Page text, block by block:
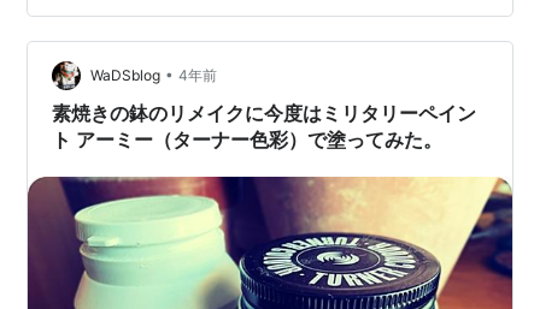
っこいい。何でもかんでもこれで塗りたい。 ターナーア
イアンペイント アイアンブラック(200ml) posted with
カエレバ スポンジは100均によくあるメラミンスポンジ
です。 とい…
WaDSblog • 4年前
素焼きの鉢のリメイクに今度はミリタリーペイン
ト アーミー（ターナー色彩）で塗ってみた。